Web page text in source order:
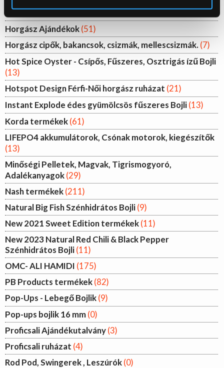
Glm Plum Liver - Kagyló, Szilva, Máj ízű Bojli(12)
Horgász Ajándékok(51)
Horgász cipők, bakancsok, csizmák, mellescsizmák. (7)
Hot Spice Oyster - Csípős, Fűszeres, Osztrigás ízű Bojli
(13)
Hotspot Design Férfi-Női horgász ruházat (21)
Instant Explode édes gyümölcsös fűszeres Bojli(13)
Korda termékek(61)
LIFEPO4 akkumulátorok, Csónak motorok, kiegészítők
(13)
Minőségi Pelletek, Magvak, Tigrismogyoró,
Adalékanyagok(29)
Nash termékek(211)
Natural Big Fish Szénhidrátos Bojli(9)
New 2021 Sweet Edition termékek(11)
New 2023 Natural Red Chili & Black Pepper
Szénhidrátos Bojli(11)
OMC- ALI HAMIDI (175)
PB Products termékek(82)
Pop-Ups - Lebegő Bojlik(9)
Pop-ups bojlik 16 mm(0)
Proficsali Ajándékutalvány(3)
Proficsali ruházat (4)
Rod Pod, Swingerek , Leszúrók(0)